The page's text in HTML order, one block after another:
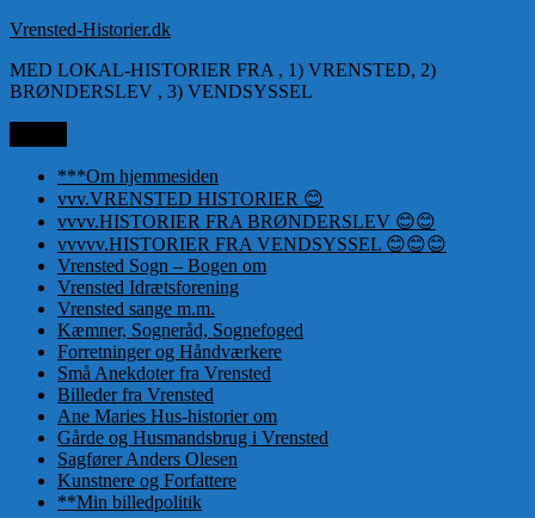
Videre
indhold
Vrensted-Historier.dk
MED LOKAL-HISTORIER FRA , 1) VRENSTED, 2)
BRØNDERSLEV , 3) VENDSYSSEL
***Om hjemmesiden
vvv.VRENSTED HISTORIER 😊
vvvv.HISTORIER FRA BRØNDERSLEV 😊😊
vvvvv.HISTORIER FRA VENDSYSSEL 😊😊😊
Vrensted Sogn – Bogen om
Vrensted Idrætsforening
Vrensted sange m.m.
Kæmner, Sogneråd, Sognefoged
Forretninger og Håndværkere
Små Anekdoter fra Vrensted
Billeder fra Vrensted
Ane Maries Hus-historier om
Gårde og Husmandsbrug i Vrensted
Sagfører Anders Olesen
Kunstnere og Forfattere
**Min billedpolitik